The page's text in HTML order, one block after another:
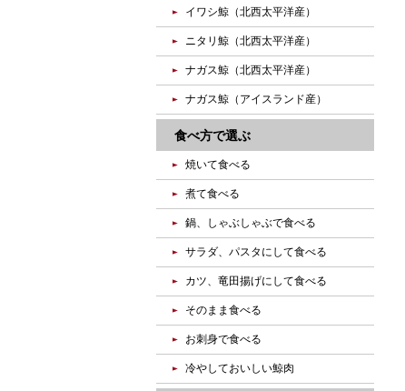
イワシ鯨（北西太平洋産）
ニタリ鯨（北西太平洋産）
ナガス鯨（北西太平洋産）
ナガス鯨（アイスランド産）
食べ方で選ぶ
焼いて食べる
煮て食べる
鍋、しゃぶしゃぶで食べる
サラダ、パスタにして食べる
カツ、竜田揚げにして食べる
そのまま食べる
お刺身で食べる
冷やしておいしい鯨肉